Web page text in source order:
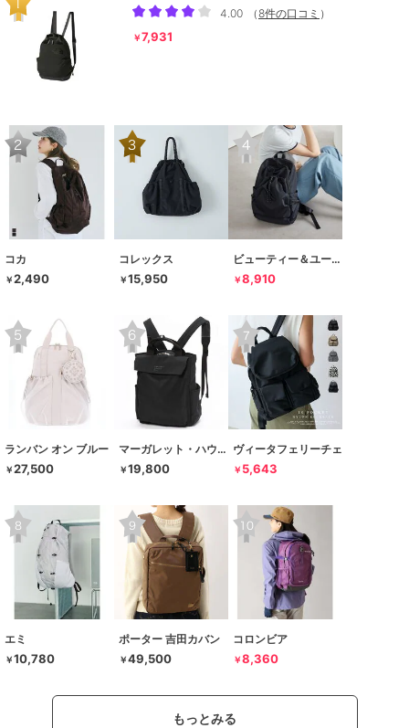
4.00
（8件の口コミ ）
￥7,931
コカ
￥2,490
コレックス
￥15,950
ビューティー＆ユース ユナイテッドアローズ
￥8,910
ランバン オン ブルー
￥27,500
マーガレット・ハウエル アイデア
￥19,800
ヴィータフェリーチェ
￥ 5,643
エミ
￥10,780
ポーター 吉田カバン
￥49,500
コロンビア
￥8,360
もっとみる